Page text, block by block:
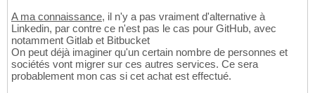
A ma connaissance, il n'y a pas vraiment d'alternative à
Linkedin, par contre ce n'est pas le cas pour GitHub, avec
notamment Gitlab et Bitbucket
On peut déjà imaginer qu'un certain nombre de personnes et
sociétés vont migrer sur ces autres services. Ce sera
probablement mon cas si cet achat est effectué.